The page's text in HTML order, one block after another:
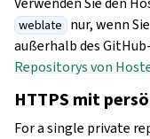
weblate nur, wenn
außerhalb des
Repositorys von
HTTPS mit
For a single private